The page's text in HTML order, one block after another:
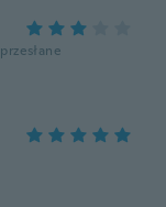
przesłane